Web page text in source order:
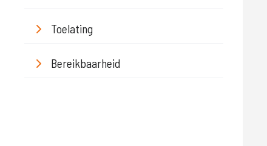
Toelating
Bereikbaarheid